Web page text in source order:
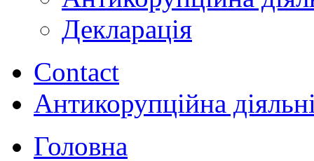
Декларація
Contact
Антикорупційна
Головна